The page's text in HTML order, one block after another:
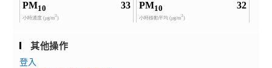
其他操作
登入